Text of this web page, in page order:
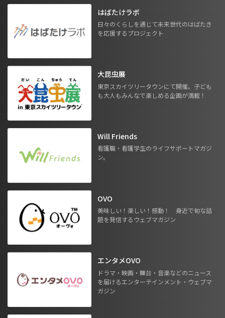
はばたけラボ
日々のくらしを通じて未来世代のはばたき
を応援するプロジェクト
大昆虫展
東京スカイツリータウンにて開催。子ども
も大人もみんなで楽しめる企画が満載！
Will Friends
看護職・看護学生のライフサポートマガジ
ン。
OVO
美味しい！楽しい！感動！ 身近で旬な話
題を発信するウェブマガジン
エンタメOVO
ドラマ・映画・舞台・音楽などのニュース
を届けるエンターテインメント・ウェブマ
ガジン